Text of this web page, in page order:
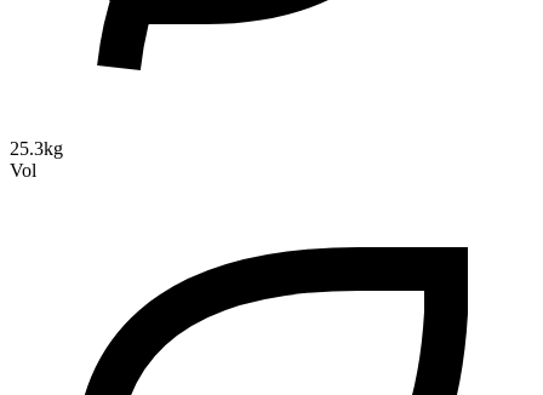
25.3kg
Vol